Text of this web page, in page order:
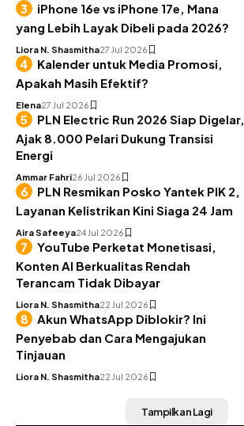
iPhone 16e vs iPhone 17e, Mana
yang Lebih Layak Dibeli pada 2026?
Liora N. Shasmitha27 Jul 2026
Kalender untuk Media Promosi,
Apakah Masih Efektif?
Elena27 Jul 2026
PLN Electric Run 2026 Siap Digelar,
Ajak 8.000 Pelari Dukung Transisi
Energi
Ammar Fahri26 Jul 2026
PLN Resmikan Posko Yantek PIK 2,
Layanan Kelistrikan Kini Siaga 24 Jam
Aira Safeeya24 Jul 2026
YouTube Perketat Monetisasi,
Konten AI Berkualitas Rendah
Terancam Tidak Dibayar
Liora N. Shasmitha22 Jul 2026
Akun WhatsApp Diblokir? Ini
Penyebab dan Cara Mengajukan
Tinjauan
Liora N. Shasmitha22 Jul 2026
Tampilkan Lagi